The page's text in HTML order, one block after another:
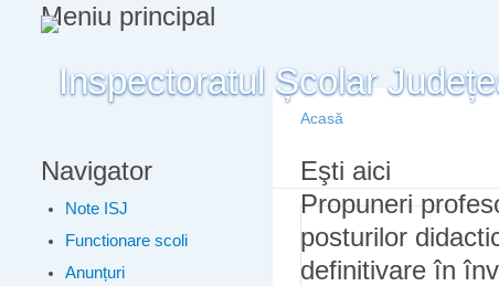
Meniu principal
Navigator
Note ISJ
Functionare scoli
Anunțuri
Eşti aici
Acasă
Propuneri
posturilor
definitivare în